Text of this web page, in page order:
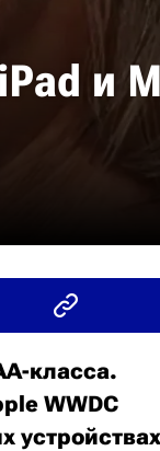
и
класса.
WWDC
устройствах